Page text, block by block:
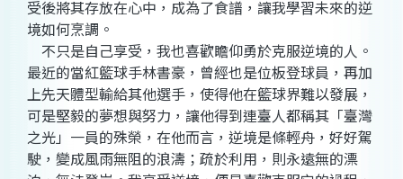
受後將其存放在心中，成為了食譜，讓我學習未來的逆
境如何烹調。
不只是自己享受，我也喜歡瞻仰勇於克服逆境的人。
最近的當紅籃球手林書豪，曾經也是位板登球員，再加
上先天體型輸給其他選手，使得他在籃球界難以發展，
可是堅毅的夢想與努力，讓他得到連臺人都稱其「臺灣
之光」一員的殊榮，在他而言，逆境是條輕舟，好好駕
駛，變成風雨無阻的浪濤；疏於利用，則永遠無的漂